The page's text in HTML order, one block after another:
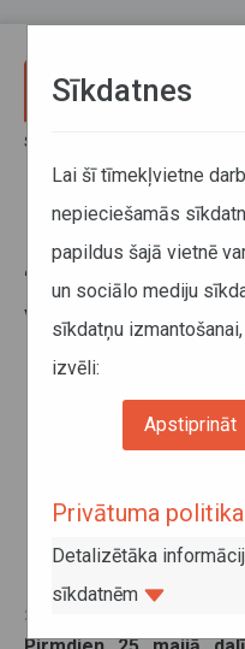
Sākums
Ievēlēta
valde
25. maijs 2026
Sīkdatnes
Lai šī tīmekļvietne
nepieciešamās
papildus šajā vietnē
un sociālo mediju
sīkdatņu
izvēli:
Apstiprināt
Privātuma politika
Detalizētāka
sīkdatnēm